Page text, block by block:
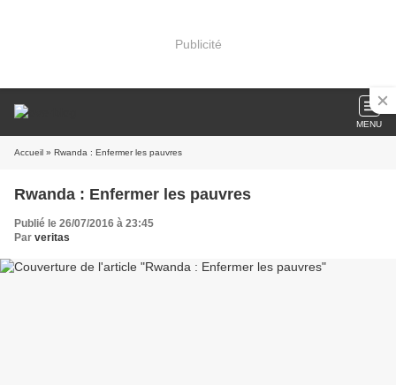
Publicité
MENU
Accueil » Rwanda : Enfermer les pauvres
Rwanda : Enfermer les pauvres
Publié le 26/07/2016 à 23:45
Par veritas